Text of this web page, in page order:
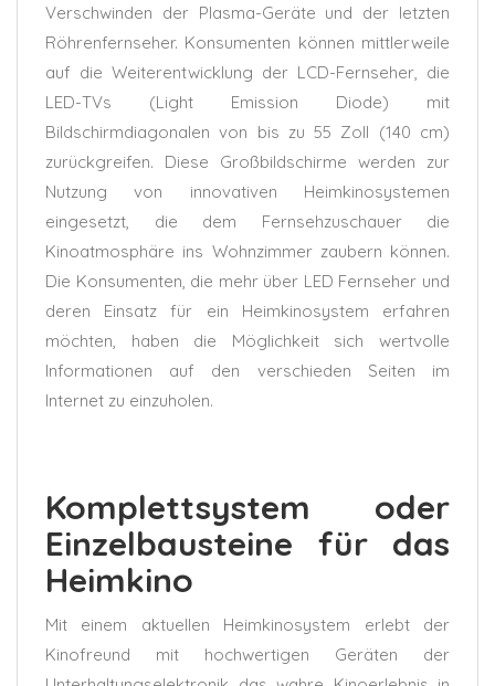
Verschwinden der Plasma-Geräte und der letzten
Röhrenfernseher. Konsumenten können mittlerweile
auf die Weiterentwicklung der LCD-Fernseher, die
LED-TVs (Light Emission Diode) mit
Bildschirmdiagonalen von bis zu 55 Zoll (140 cm)
zurückgreifen. Diese Großbildschirme werden zur
Nutzung von innovativen Heimkinosystemen
eingesetzt, die dem Fernsehzuschauer die
Kinoatmosphäre ins Wohnzimmer zaubern können.
Die Konsumenten, die mehr über LED Fernseher und
deren Einsatz für ein Heimkinosystem erfahren
möchten, haben die Möglichkeit sich wertvolle
Informationen auf den verschieden Seiten im
Internet zu einzuholen.
Komplettsystem oder
Einzelbausteine für das
Heimkino
Mit einem aktuellen Heimkinosystem erlebt der
Kinofreund mit hochwertigen Geräten der